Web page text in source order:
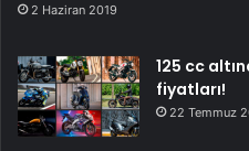
2 Haziran 2019
125 cc
fiyatları!
22 Temmuz